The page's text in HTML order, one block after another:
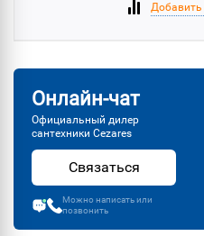
Добавить
Онлайн-чат
Официальный дилер
сантехники Cezares
Связаться
Можно написать или
позвонить